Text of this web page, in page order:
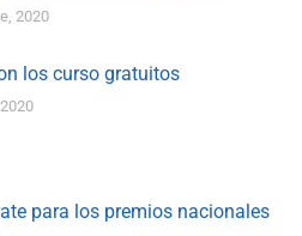
2020
los curso gratuitos
para los premios nacionales